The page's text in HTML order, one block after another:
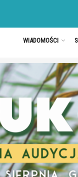
WIADOMOŚCI